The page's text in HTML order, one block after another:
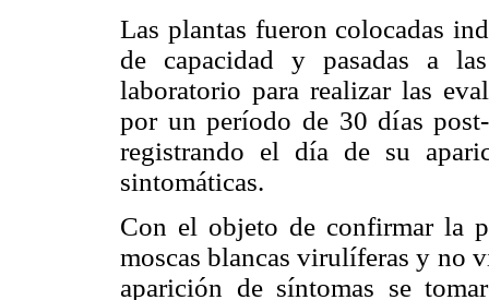
Las plantas fueron colocadas
de capacidad y pasadas a
laboratorio para realizar las
por un período de 30 días
registrando el día de su
sintomáticas.
Con el objeto de confirmar la
moscas blancas virulíferas y no
aparición de síntomas se